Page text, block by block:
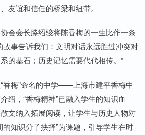
友谊和信任的桥梁和纽带。
会长滕绍骏将陈香梅的一生比作一条
故事告诉我们：文明对话永远胜过冲突对
的基石；历史记忆需要代代相传。”
梅”命名的中学——上海市建平香梅中
绍，“香梅精神”已融入学生的知识血
文纳入拓展阅读，让学生与历史人物对
知识分子抉择”为课题，引导学生在时